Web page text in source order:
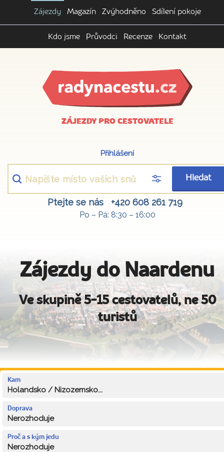
Zájezdy Magazín Zvýhodněno Sdílení pokoje
Kdo jsme Průvodci Recenze Kontakt
ZÁJEZDY PRO CESTOVATELE
Přihlášení
Hledat
Ptejte se nás +420 608 261 719
Po – Pá: 8:30 – 16:00
Zájezdy do Naardenu
Ve skupině 5-15 cestovatelů, ne 50
turistů
Kam
Holandsko / Nizozemsko...
Doprava
Nerozhoduje
Proč a s kým jedu
Nerozhoduje